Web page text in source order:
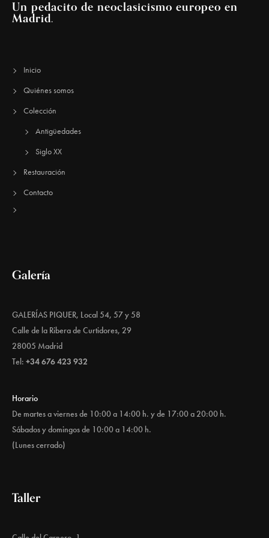
Un pedacito de neoclasicismo europeo en
Madrid.
Inicio
Quiénes somos
Colección
Antigüedades
Siglo XX
Restauración
Contacto
Galería
GALERÍAS PIQUER, Local 54, 57 y 58
Calle de la Ribera de Curtidores, 29
28005 Madrid
Tel: +34 676 423 932
Horario
De martes a viernes de 10:00 a 14:00 h. y de 17:00 a 20:00 h.
Sábados y domingos de 10:00 a 14:00 h.
(Lunes cerrado)
Taller